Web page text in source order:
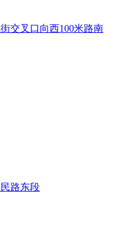
交叉口向西100米路南
路东段